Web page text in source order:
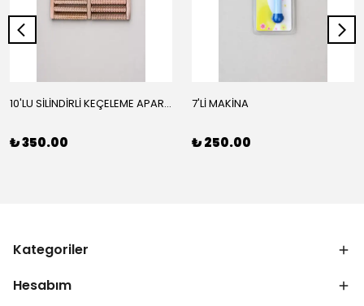
10'LU SİLİNDİRLİ KEÇELEME APARATI
₺ 350.00
7'Lİ MAKİNA
₺ 250.00
Kategoriler
Hesabım